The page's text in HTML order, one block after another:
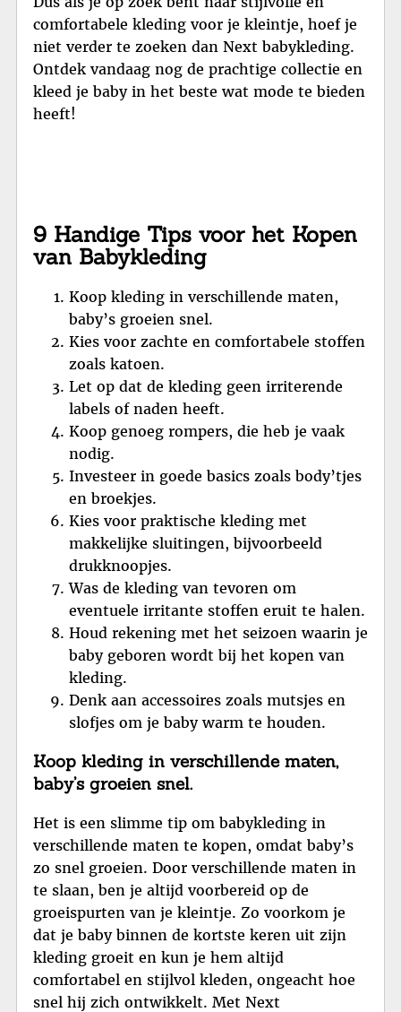
comfortabele kleding voor je kleintje, hoef je
niet verder te zoeken dan Next babykleding.
Ontdek vandaag nog de prachtige collectie en
kleed je baby in het beste wat mode te bieden
heeft!
9 Handige Tips voor het Kopen
van Babykleding
Koop kleding in verschillende maten,
baby’s groeien snel.
Kies voor zachte en comfortabele stoffen
zoals katoen.
Let op dat de kleding geen irriterende
labels of naden heeft.
Koop genoeg rompers, die heb je vaak
nodig.
Investeer in goede basics zoals body’tjes
en broekjes.
Kies voor praktische kleding met
makkelijke sluitingen, bijvoorbeeld
drukknoopjes.
Was de kleding van tevoren om
eventuele irritante stoffen eruit te halen.
Houd rekening met het seizoen waarin je
baby geboren wordt bij het kopen van
kleding.
Denk aan accessoires zoals mutsjes en
slofjes om je baby warm te houden.
Koop kleding in verschillende maten,
baby’s groeien snel.
Het is een slimme tip om babykleding in
verschillende maten te kopen, omdat baby’s
zo snel groeien. Door verschillende maten in
te slaan, ben je altijd voorbereid op de
groeispurten van je kleintje. Zo voorkom je
dat je baby binnen de kortste keren uit zijn
kleding groeit en kun je hem altijd
comfortabel en stijlvol kleden, ongeacht hoe
snel hij zich ontwikkelt. Met Next